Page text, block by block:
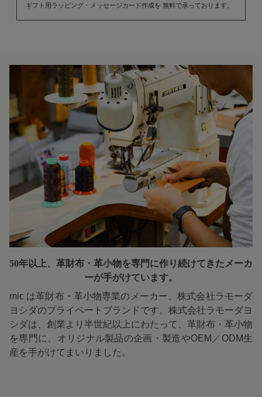
ギフト用ラッピング・メッセージカード作成を 無料で承っております。
50年以上、革財布・革小物を専門に作り続けてきたメーカ
ーが手がけています。
mic は革財布・革小物専業のメーカー、株式会社ラモーダ
ヨシダのプライベートブランドです。株式会社ラモーダヨ
シダは、創業より半世紀以上にわたって、革財布・革小物
を専門に、オリジナル製品の企画・製造やOEM／ODM生
産を手がけてまいりました。